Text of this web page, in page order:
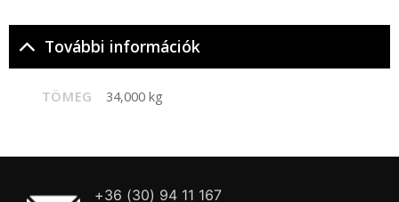
További információk
TÖMEG 34,000 kg
+36 (30) 94 11 167